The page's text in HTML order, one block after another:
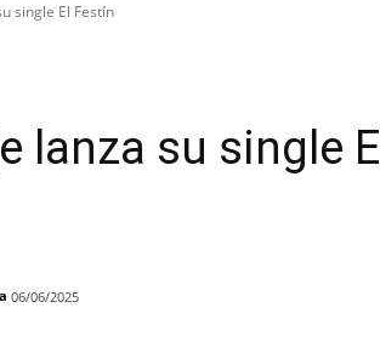
single El Festín
lanza su single El
06/06/2025